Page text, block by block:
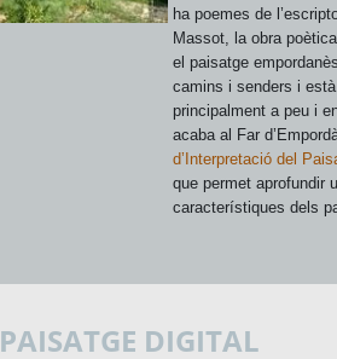
ha poemes de
Massot, la obra
el paisatge
camins i senders i
principalment a peu i
acaba al Far
d’Interpretació del
que permet aprofundir
característiques dels
PAISATGE DIGITAL